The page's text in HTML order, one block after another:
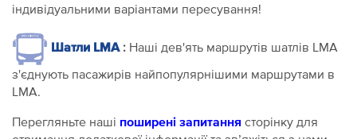
індивідуальними варіантами пересування!
Шатли LMA : Наші дев'ять маршрутів шатлів LMA
з'єднують пасажирів найпопулярнішими маршрутами в
LMA.
Перегляньте наші поширені запитання сторінку для